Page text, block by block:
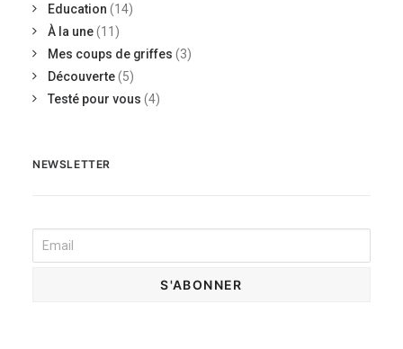
Education (14)
À la une(11)
Mes coups de griffes (3)
Découverte(5)
Testé pour vous (4)
NEWSLETTER